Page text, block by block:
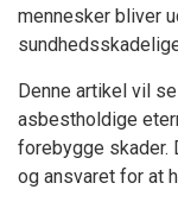
mennesker bliver
Denne artikel vil
asbestholdige
forebygge skader.
og ansvaret for at